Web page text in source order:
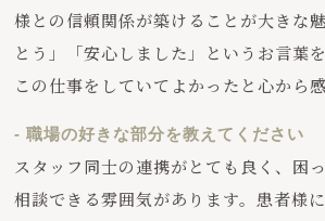
様との信頼関係が築けることが大きな
とう」「安心しました」というお言葉
この仕事をしていてよかったと心から感
- 職場の好きな部分を教えてください
スタッフ同士の連携がとても良く、困
相談できる雰囲気があります。患者様